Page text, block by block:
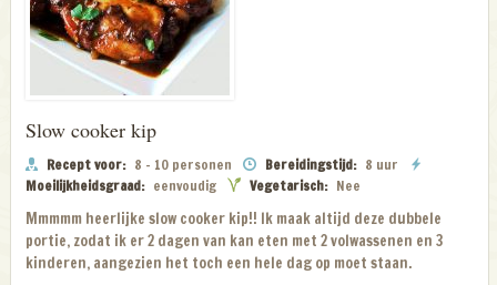
Slow cooker kip
Recept voor: 8 - 10 personen Bereidingstijd: 8 uur
Moeilijkheidsgraad: eenvoudig Vegetarisch: Nee
Mmmmm heerlijke slow cooker kip!! Ik maak altijd deze dubbele
portie, zodat ik er 2 dagen van kan eten met 2 volwassenen en 3
kinderen, aangezien het toch een hele dag op moet staan.